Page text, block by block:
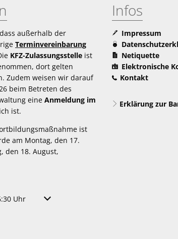
außerhalb der
Terminvereinbarung
KFZ-Zulassungsstelle ist
dort gelten
Zudem weisen wir darauf
beim Betreten des
eine Anmeldung im
ist.
ist
am Montag, den 17.
den 18. August,
oder Schließzeiten auszublenden
Uhr Von 07:30 bis 16:30 Uhr
Infos
Impressum
Netiquette
Elektronische
Kontakt
Erklärung zur